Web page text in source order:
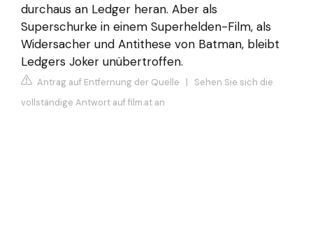
durchaus an Ledger heran. Aber als
Superschurke in einem Superhelden-Film, als
Widersacher und Antithese von Batman, bleibt
Ledgers Joker unübertroffen.
Antrag auf Entfernung der Quelle | Sehen Sie sich die
vollständige Antwort auf film.at an